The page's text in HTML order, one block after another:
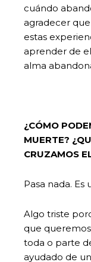
cuándo
agradecer
estas
aprender de
alma
¿CÓMO
MUERTE?
CRUZAMOS
Pasa nada. Es
Algo triste
que
toda o parte
ayudado de